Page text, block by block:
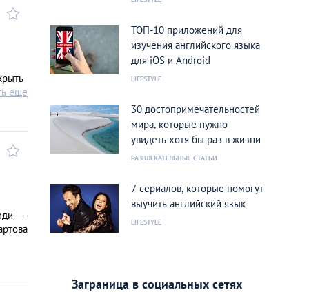
еще
—
ТОП-10 приложений для
изучения английского языка
для iOS и Android
LIFESTYLE
30 достопримечательностей
мира, которые нужно
увидеть хотя бы раз в жизни
РАЗВЛЕКАТЕЛЬНЫЕ СТАТЬИ
7 сериалов, которые помогут
выучить английский язык
LIFESTYLE
Заграница в социальных сетях